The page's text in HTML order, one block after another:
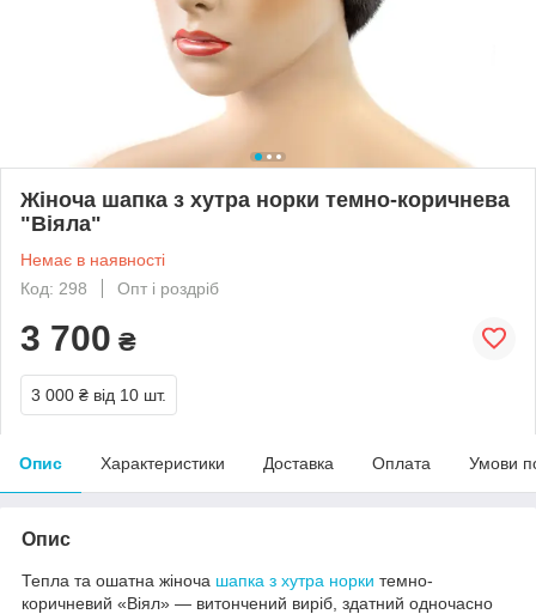
Жіноча шапка з хутра норки темно-коричнева
"Віяла"
Немає в наявності
Код: 298
Опт і роздріб
3 700 ₴
3 000 ₴ від 10 шт.
Опис Характеристики Доставка Оплата Умови
Опис
Тепла та ошатна жіноча шапка з хутра норки темно-
коричневий «Віял» — витончений виріб, здатний одночасно